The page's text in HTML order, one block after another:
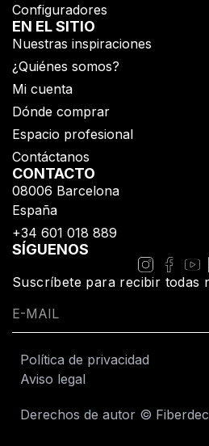
Configuradores
EN EL SITIO
Nuestras inspiraciones
¿Quiénes somos?
Mi cuenta
Dónde comprar
Espacio profesional
Contáctanos
CONTACTO
08006 Barcelona
España
+34 601 018 889
SÍGUENOS
Suscríbete para recibir todas
Política de privacidad
Aviso legal
Derechos de autor ©